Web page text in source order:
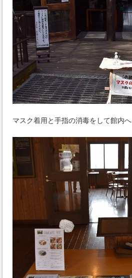
マスク着用と手指の消毒をして館内へ